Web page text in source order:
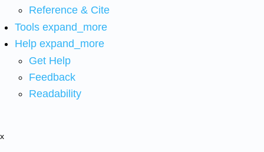
Reference & Cite
Tools expand_more
Help expand_more
Get Help
Feedback
Readability
x